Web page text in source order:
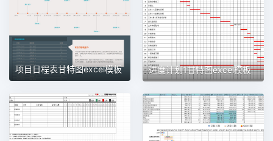
项目日程表甘特图excel模板 进度计划1甘特图excel模板